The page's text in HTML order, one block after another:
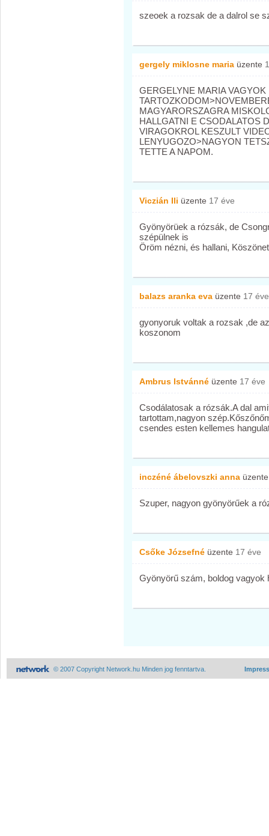
szeoek a rozsak de a dalrol se
gergely miklosne maria üzente
GERGELYNE MARIA
MAGYARORSZAGRA
HALLGATNI E CSODALATOS
VIRAGOKROL KESZULT
LENYUGOZO>NAGYON
TETTE A NAPOM.
Viczián Ili üzente 17 éve
Gyönyörüek a rózsák, de
szépülnek is
Öröm nézni, és hallani,
balazs aranka eva üzente 17 éve
gyonyoruk voltak a rozsak ,de
koszonom
Ambrus Istvánné üzente 17 éve
Csodálatosak a rózsák.A dal
tartottam,nagyon
csendes esten kellemes
inczéné ábelovszki anna
Szuper, nagyon gyönyörűek a
Csőke Józsefné üzente 17 éve
Gyönyörű szám, boldog vagyok
© 2007 Copyright Network.hu Minden jog fenntartva.